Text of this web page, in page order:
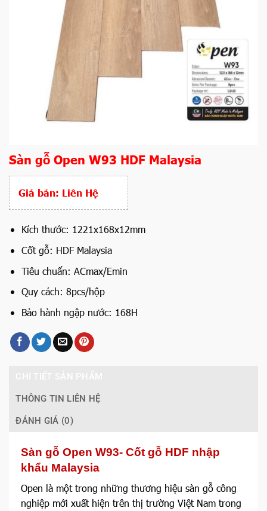
Sàn gỗ Open W93 HDF Malaysia
Giá bán: Liên Hệ
Kích thước: 1221x168x12mm
Cốt gỗ: HDF Malaysia
Tiêu chuẩn: ACmax/Emin
Quy cách: 8pcs/hộp
Bảo hành ngập nước: 168H
THÔNG TIN LIÊN HỆ
ĐÁNH GIÁ (0)
Sàn gỗ Open W93- Cốt gỗ HDF nhập
khẩu Malaysia
Open là một trong những thương hiệu sàn gỗ công
nghiệp mới xuất hiện trên thị trường Việt Nam trong